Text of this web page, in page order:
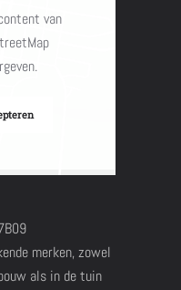
van
merken, zowel
als in de tuin